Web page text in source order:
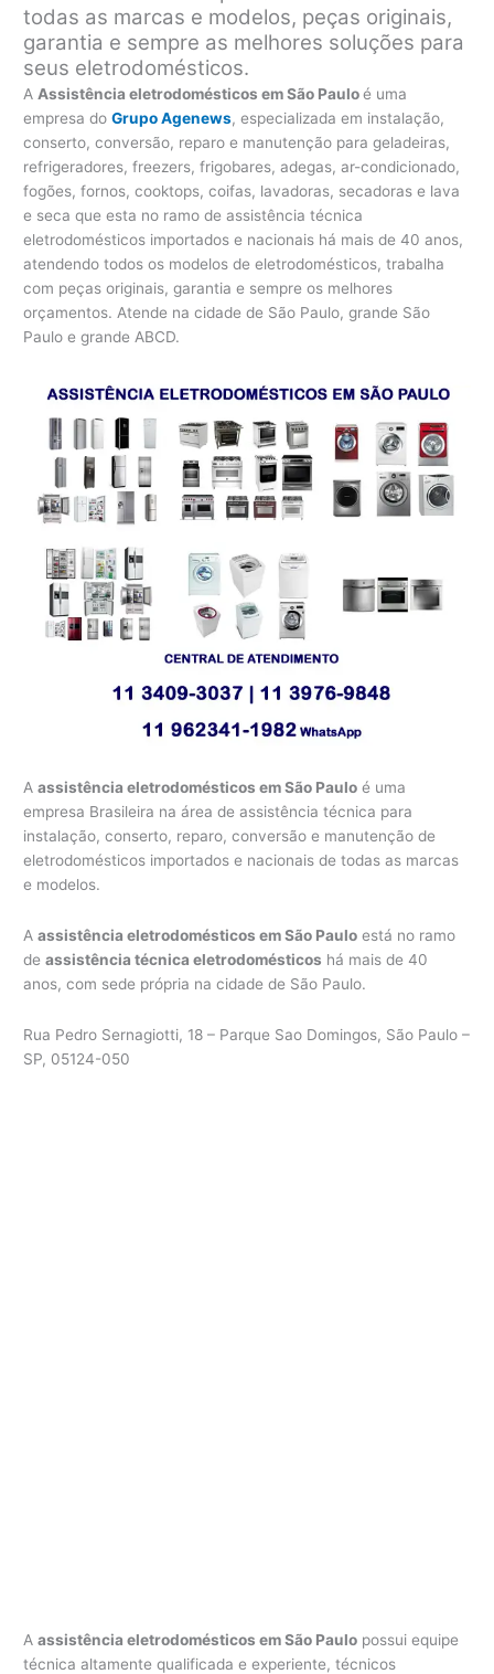
todas as marcas e modelos, peças originais,
garantia e sempre as melhores soluções para
seus eletrodomésticos.
A Assistência eletrodomésticos em São Pauloé uma
empresa doGrupo Agenews, especializada em instalação,
conserto, conversão, reparo e manutenção para geladeiras,
refrigeradores, freezers, frigobares, adegas, ar-condicionado,
fogões, fornos, cooktops, coifas, lavadoras, secadoras e lava
e seca que esta no ramo de assistência técnica
eletrodomésticos importados e nacionais há mais de 40 anos,
atendendo todos os modelos de eletrodomésticos, trabalha
com peças originais, garantia e sempre os melhores
orçamentos. Atende na cidade de São Paulo, grande São
Paulo e grande ABCD.
Aassistência eletrodomésticos em São Paulo é uma
empresa Brasileira na área de assistência técnica para
instalação, conserto, reparo, conversão e manutenção de
eletrodomésticos importados e nacionais de todas as marcas
e modelos.
Aassistência eletrodomésticos em São Paulo está no ramo
deassistência técnica eletrodomésticos há mais de 40
anos, com sede própria na cidade de São Paulo.
Rua Pedro Sernagiotti, 18 – Parque Sao Domingos, São Paulo –
SP, 05124-050
Aassistência eletrodomésticos em São Paulo possui equipe
técnica altamente qualificada e experiente, técnicos